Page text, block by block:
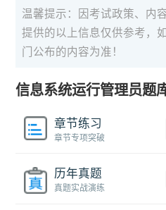
温馨提示：因考试政策、内
提供的以上信息仅供参考，
门公布的内容为准！
信息系统运行管理员题
章节练习
章节专项突破
历年真题
真题实战演练